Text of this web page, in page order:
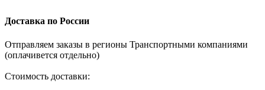
Доставка по России
Отправляем заказы в регионы Транспортными компаниями
(оплачивется отдельно)
Стоимость доставки: